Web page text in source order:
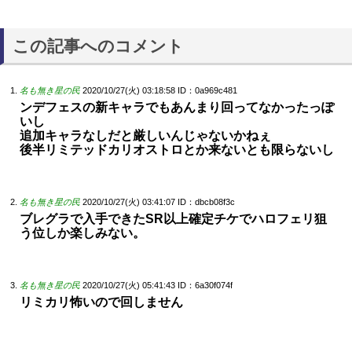
この記事へのコメント
名も無き星の民 2020/10/27(火) 03:18:58 ID：0a969c481
ンデフェスの新キャラでもあんまり回ってなかったっぽ
いし
追加キャラなしだと厳しいんじゃないかねぇ
後半リミテッドカリオストロとか来ないとも限らないし
名も無き星の民 2020/10/27(火) 03:41:07 ID：dbcb08f3c
ブレグラで入手できたSR以上確定チケでハロフェリ狙
う位しか楽しみない。
名も無き星の民 2020/10/27(火) 05:41:43 ID：6a30f074f
リミカリ怖いので回しません